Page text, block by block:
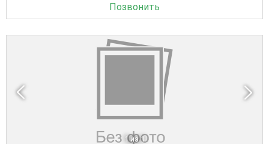
Позвонить
1 из 1